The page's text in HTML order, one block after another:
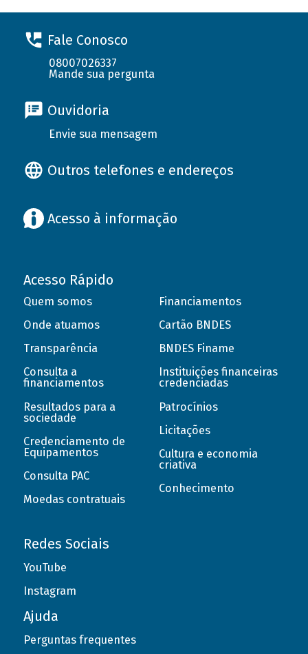
Fale Conosco
08007026337
Mande sua pergunta
Ouvidoria
Envie sua mensagem
Outros telefones e endereços
Acesso à informação
Acesso Rápido
Quem somos
Onde atuamos
Transparência
Consulta a
financiamentos
Resultados para a
sociedade
Credenciamento de
Equipamentos
Consulta PAC
Moedas contratuais
Financiamentos
Cartão BNDES
BNDES Finame
Instituições financeiras
credenciadas
Patrocínios
Licitações
Cultura e economia
criativa
Conhecimento
Redes Sociais
YouTube
Instagram
Ajuda
Perguntas frequentes